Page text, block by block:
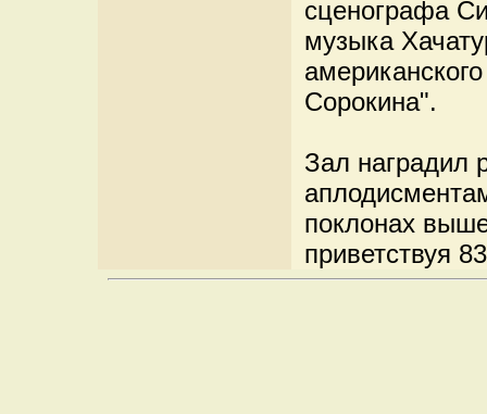
сценографа
музыка
Сорокина".
Зал наградил
поклонах
приветствуя